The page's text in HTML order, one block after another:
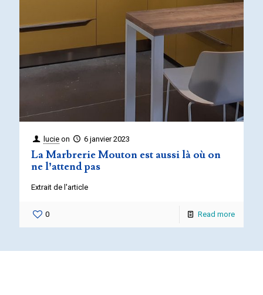
lucie on 6 janvier 2023
La Marbrerie Mouton est aussi là où on
ne l’attend pas
Extrait de l'article
0 Read more